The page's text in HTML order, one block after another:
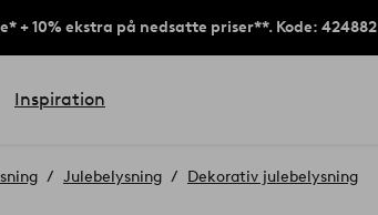
+ 10% ekstra på nedsatte priser**. Kode: 424882
Inspiration
Julebelysning Dekorativ julebelysning